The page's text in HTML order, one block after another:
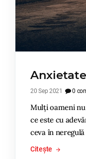
20 Sep 2021 0
Mulți oameni
ce este cu
ceva în
Citește